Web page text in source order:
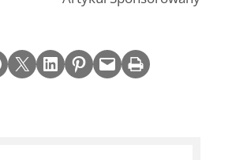
Email this Page Share on LinkedIn Share on Pinterest Email this Page Print this Page